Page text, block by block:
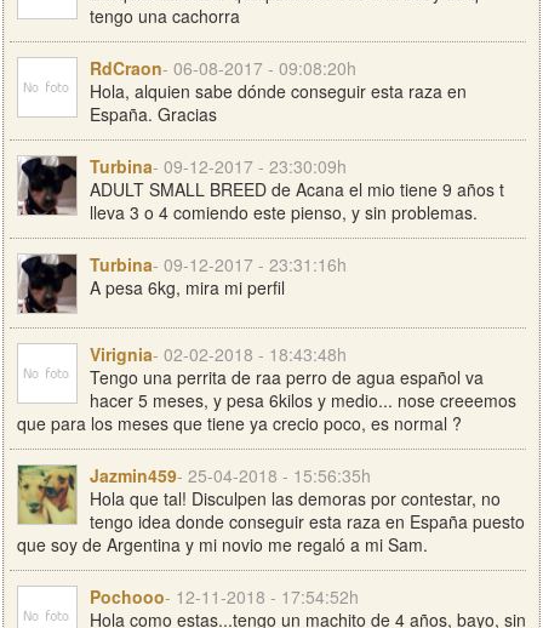
tengo una cachorra
RdCraon- 06-08-2017 - 09:08:20h
Hola, alquien sabe dónde conseguir esta raza en
España. Gracias
Turbina- 09-12-2017 - 23:30:09h
ADULT SMALL BREED de Acana el mio tiene 9 años t
lleva 3 o 4 comiendo este pienso, y sin problemas.
Turbina- 09-12-2017 - 23:31:16h
A pesa 6kg, mira mi perfil
Virignia- 02-02-2018 - 18:43:48h
Tengo una perrita de raa perro de agua español va
hacer 5 meses, y pesa 6kilos y medio... nose creeemos
que para los meses que tiene ya crecio poco, es normal ?
Jazmin459- 25-04-2018 - 15:56:35h
Hola que tal! Disculpen las demoras por contestar, no
tengo idea donde conseguir esta raza en España puesto
que soy de Argentina y mi novio me regaló a mi Sam.
Pochooo- 12-11-2018 - 17:54:52h
Hola como estas...tengo un machito de 4 años, bayo, sin